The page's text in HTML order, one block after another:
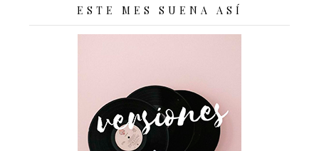
ESTE MES SUENA ASÍ